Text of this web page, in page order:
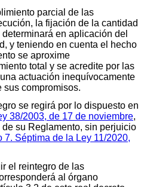
parcial de las
la fijación de la cantidad
en aplicación del
y teniendo en cuenta el hecho
se aproxime
total y se acredite por las
actuación inequívocamente
sus compromisos.
se regirá por lo dispuesto en
38/2003, de 17 de noviembre,
su Reglamento, sin perjuicio
7. Séptima de la Ley 11/2020,
el reintegro de las
al órgano